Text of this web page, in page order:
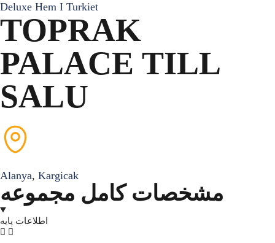
Deluxe Hem I Turkiet
TOPRAK
PALACE TILL
SALU
Alanya, Kargicak
مشخصات کامل مجموعه
اطلاعات پایه